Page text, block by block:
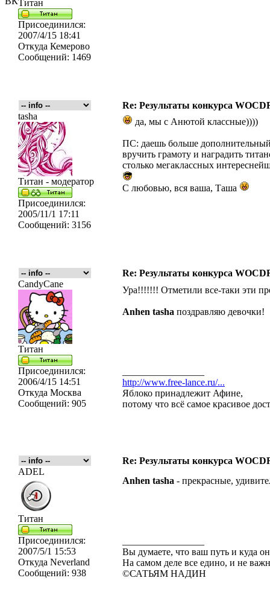
Титан
Присоединился:
2007/4/15 18:41
Откуда Кемерово
Сообщений: 1469
Re: Результаты конкурса
tasha
Титан - модератор
Присоединился:
2005/11/1 17:11
Сообщений: 3156
да, мы с Анютой классные))))
ПС: даешь больше дополнительный
вручить грамоту и наградить
столько мегаклассных
С любовью, вся ваша, Таша
Re: Результаты конкурса
CandyCane
Титан
Присоединился:
2006/4/15 14:51
Откуда Москва
Сообщений: 905
Ура!!!!!!! Отметили все-таки эти
Anhen tasha поздравляю девочки!
http://www.free-lance.ru/...
Яблоко принадлежит Афине,
потому что всё самое красивое
Re: Результаты конкурса
ADEL
Титан
Присоединился:
2007/5/1 15:53
Откуда Neverland
Сообщений: 938
Anhen tasha - прекрасные,
Вы думаете, что ваш путь и куда
На самом деле все едино, и не
©САТЬЯМ НАДИН